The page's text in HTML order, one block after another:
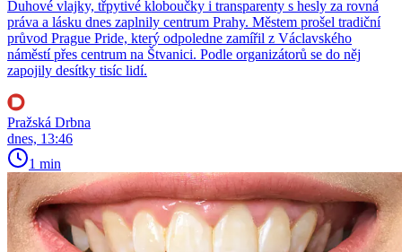
Duhové vlajky, třpytivé kloboučky i transparenty s hesly za rovná
práva a lásku dnes zaplnily centrum Prahy. Městem prošel tradiční
průvod Prague Pride, který odpoledne zamířil z Václavského
náměstí přes centrum na Štvanici. Podle organizátorů se do něj
zapojily desítky tisíc lidí.
Pražská Drbna
dnes, 13:46
1 min